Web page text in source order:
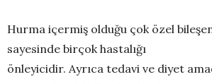
Hurma içermiş olduğu çok özel
sayesinde birçok hastalığı
önleyicidir. Ayrıca tedavi ve diyet